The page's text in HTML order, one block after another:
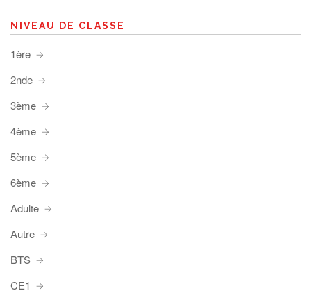
NIVEAU DE CLASSE
1ère
2nde
3ème
4ème
5ème
6ème
Adulte
Autre
BTS
CE1